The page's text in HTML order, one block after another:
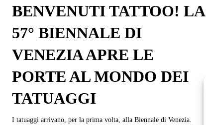
BENVENUTI TATTOO! LA
57° BIENNALE DI
VENEZIA APRE LE
PORTE AL MONDO DEI
TATUAGGI
I tatuaggi arrivano, per la prima volta, alla Biennale di Venezia.